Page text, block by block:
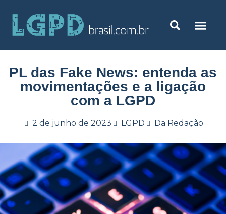
PL das Fake News: entenda as
movimentações e a ligação
com a LGPD
2 de junho de 2023 LGPD Da Redação